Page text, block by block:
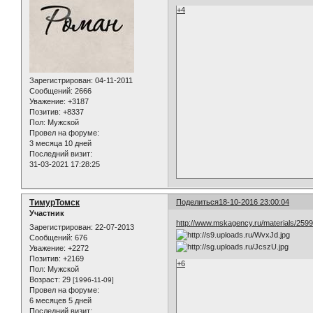
Зарегистрирован: 04-11-2011
Сообщений: 2666
Уважение: +3187
Позитив: +8337
Пол: Мужской
Провел на форуме:
3 месяца 10 дней
Последний визит:
31-03-2021 17:28:25
+4
Поделиться18-10-2016 23:00:04
ТимурТомск
Участник
Зарегистрирован: 22-07-2013
Сообщений: 676
Уважение: +2272
Позитив: +2169
Пол: Мужской
Возраст: 29 [1996-11-09]
Провел на форуме:
6 месяцев 5 дней
Последний визит:
http://www.mskagency.ru/materials/
+6